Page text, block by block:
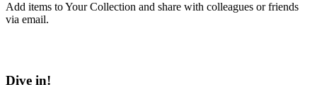
Add items to Your Collection and share with colleagues or friends
via email.
Dive in!